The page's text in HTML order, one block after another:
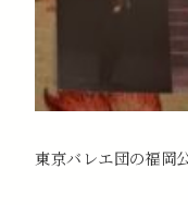
東京バレエ団の福岡